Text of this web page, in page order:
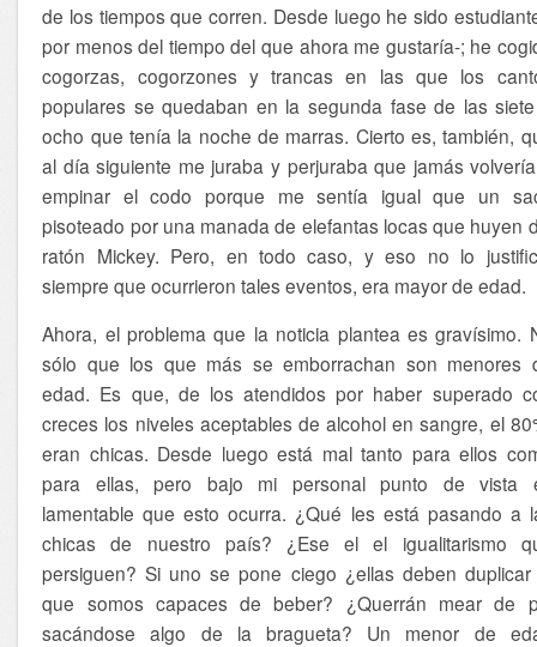
de los tiempos que corren. Desde luego he sido
por menos del tiempo del que ahora me gustaría-; he
cogorzas, cogorzones y trancas en las que los
populares se quedaban en la segunda fase de las
ocho que tenía la noche de marras. Cierto es, también,
al día siguiente me juraba y perjuraba que jamás
empinar el codo porque me sentía igual que un
pisoteado por una manada de elefantas locas que huyen
ratón Mickey. Pero, en todo caso, y eso no lo
siempre que ocurrieron tales eventos, era mayor de edad.
Ahora, el problema que la noticia plantea es gravísimo.
sólo que los que más se emborrachan son menores
edad. Es que, de los atendidos por haber superado
creces los niveles aceptables de alcohol en sangre, el
eran chicas. Desde luego está mal tanto para ellos
para ellas, pero bajo mi personal punto de vista
lamentable que esto ocurra. ¿Qué les está pasando a
chicas de nuestro país? ¿Ese el el igualitarismo
persiguen? Si uno se pone ciego ¿ellas deben duplicar
que somos capaces de beber? ¿Querrán mear de
sacándose algo de la bragueta? Un menor de